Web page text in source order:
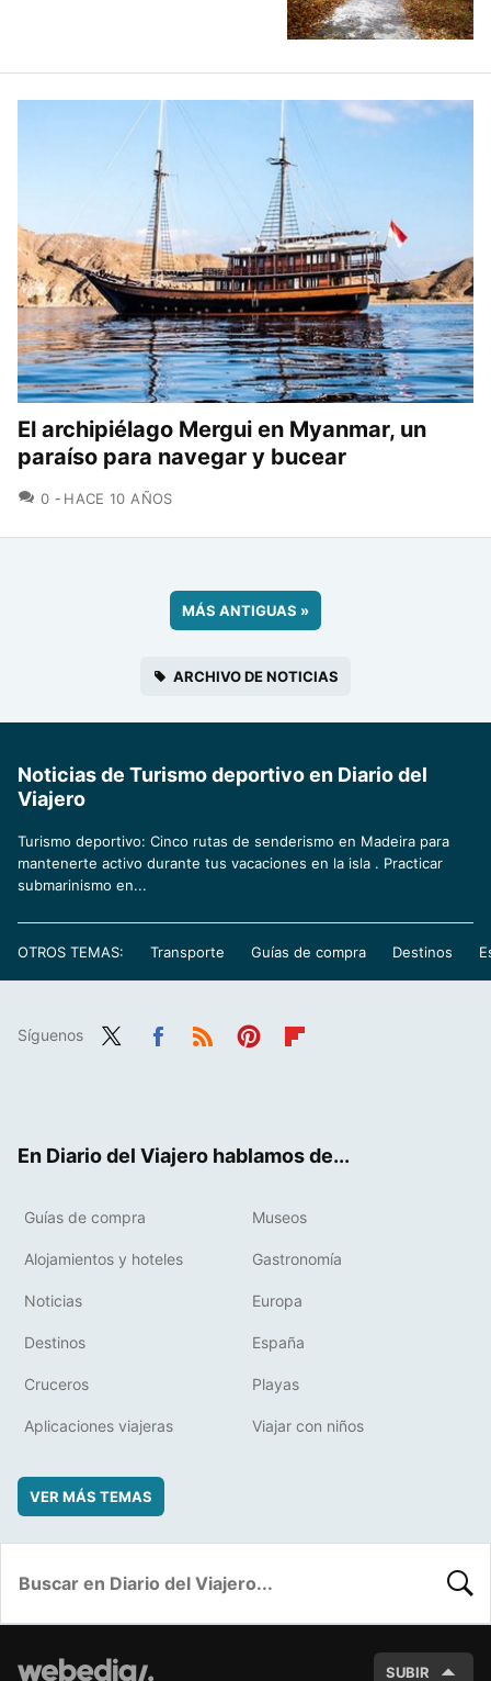
El archipiélago Mergui en Myanmar, un
paraíso para navegar y bucear
0 COMENTARIOS
HACE 10 AÑOS
MÁS ANTIGUAS »
ARCHIVO DE NOTICIAS
Noticias de Turismo deportivo en Diario del
Viajero
Turismo deportivo: Cinco rutas de senderismo en Madeira para
mantenerte activo durante tus vacaciones en la isla . Practicar
submarinismo en...
OTROS TEMAS: Transporte Guías de compra Destinos
Síguenos
En Diario del Viajero hablamos de...
Guías de compra Museos
Alojamientos y hoteles Gastronomía
Noticias Europa
Destinos España
Cruceros Playas
Aplicaciones viajeras Viajar con niños
VER MÁS TEMAS
SUBIR